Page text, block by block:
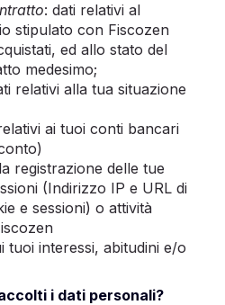
: dati relativi al
stipulato con Fiscozen
ed allo stato del
medesimo;
relativi alla tua situazione
ai tuoi conti bancari
registrazione delle tue
(Indirizzo IP e URL di
e sessioni) o attività
tuoi interessi, abitudini e/o
i dati personali?